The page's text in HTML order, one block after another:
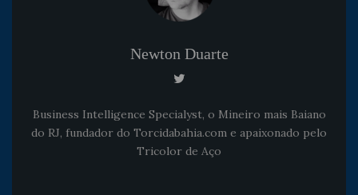
Newton Duarte
Business Intelligence Specialyst, o Mineiro mais Baiano
do RJ, fundador do Torcidabahia.com e apaixonado pelo
Tricolor de Aço